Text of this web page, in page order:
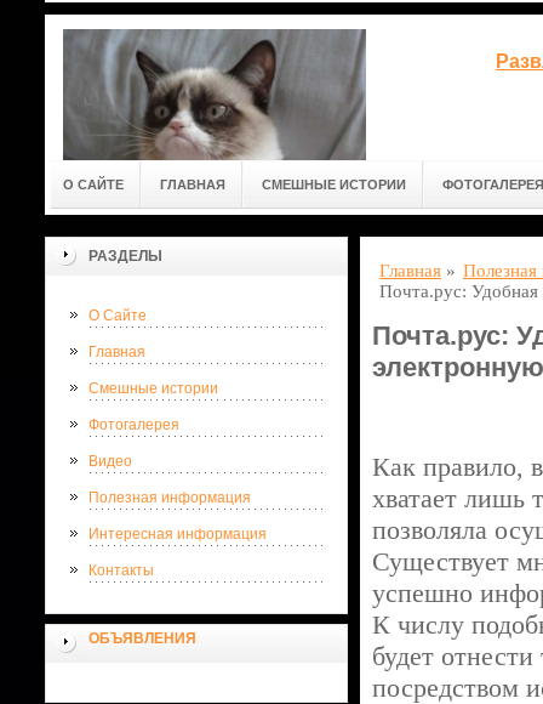
О САЙТЕ ГЛАВНАЯ СМЕШНЫЕ ИСТОРИИ ФОТОГАЛЕРЕЯ
РАЗДЕЛЫ
О Сайте
Главная
Смешные истории
Фотогалерея
Видео
Полезная информация
Интересная информация
Контакты
ОБЪЯВЛЕНИЯ
Главная »
Почта.рус: Удобная
Почта.рус:
Как правило,
хватает лишь
позволяла
Существует
успешно
К числу
будет
посредством